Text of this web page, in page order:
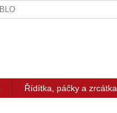
BLOG
Řídítka, páčky a zrcátka